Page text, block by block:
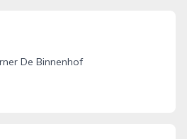
De Binnenhof